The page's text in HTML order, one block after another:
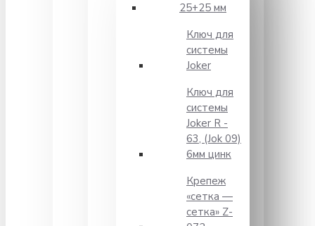
25+25 мм
Ключ для
системы
Joker
Ключ для
системы
Joker R -
63, (Jok 09)
6мм цинк
Крепеж
«сетка —
сетка» Z-